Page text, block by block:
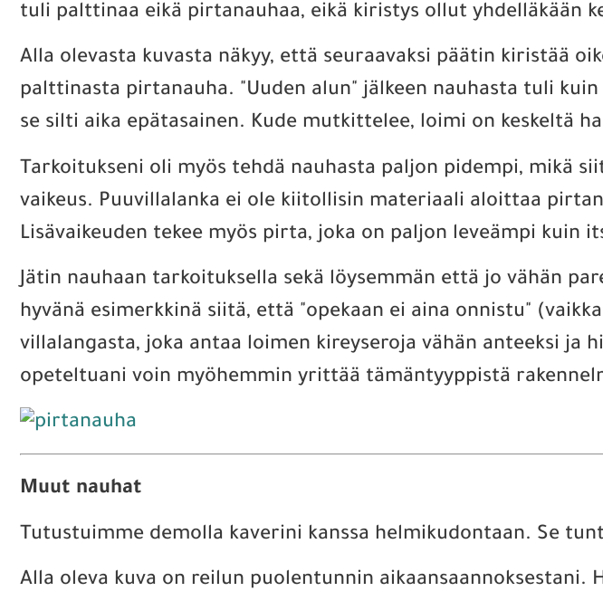
tuli palttinaa eikä pirtanauhaa, eikä kiristys ollut yhdelläkään
Alla olevasta kuvasta näkyy, että seuraavaksi päätin kiristää
palttinasta pirtanauha. "Uuden alun" jälkeen nauhasta tuli
se silti aika epätasainen. Kude mutkittelee, loimi on keskeltä
Tarkoitukseni oli myös tehdä nauhasta paljon pidempi, mikä
vaikeus. Puuvillalanka ei ole kiitollisin materiaali aloittaa
Lisävaikeuden tekee myös pirta, joka on paljon leveämpi kuin
Jätin nauhaan tarkoituksella sekä löysemmän että jo vähän
hyvänä esimerkkinä siitä, että "opekaan ei aina onnistu"
villalangasta, joka antaa loimen kireyseroja vähän anteeksi ja
opeteltuani voin myöhemmin yrittää tämäntyyppistä
Muut nauhat
Tutustuimme demolla kaverini kanssa helmikudontaan. Se
Alla oleva kuva on reilun puolentunnin